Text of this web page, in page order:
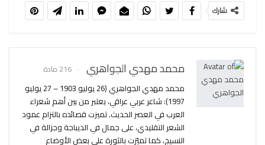
شارك
محمد مهدي الجواهري 216 مادة
محمد مهدي الجواهري (26 يوليو 1903 – 27 يوليو
1997): شاعر عربي عراقي، يعتبر من بين أهم شعراء
العرب في العصر الحديث. تميزت قصائده بالتزام عمود
الشعر التقليدي، على جمال في الديباجة وجزالة في
النسيج، كما تميّزت بالثورة على بعض الأوضاع